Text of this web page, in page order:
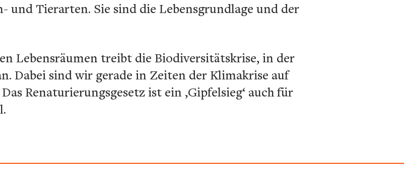
und Tierarten. Sie sind die Lebensgrundlage und der
Lebensräumen treibt die Biodiversitätskrise, in der
Dabei sind wir gerade in Zeiten der Klimakrise auf
Renaturierungsgesetz ist ein ‚Gipfelsieg‘ auch für